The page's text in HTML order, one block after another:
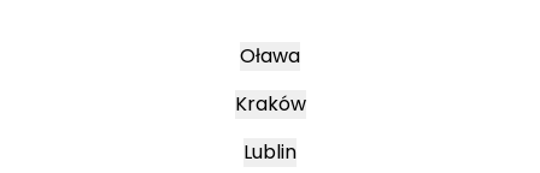
Oława
Kraków
Lublin